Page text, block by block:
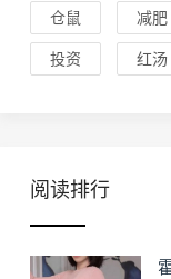
仓鼠 减肥
投资 红汤
阅读排行